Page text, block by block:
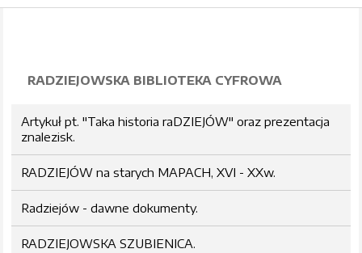
RADZIEJOWSKA BIBLIOTEKA CYFROWA
Artykuł pt. "Taka historia raDZIEJÓW" oraz prezentacja
znalezisk.
RADZIEJÓW na starych MAPACH, XVI - XXw.
Radziejów - dawne dokumenty.
RADZIEJOWSKA SZUBIENICA.